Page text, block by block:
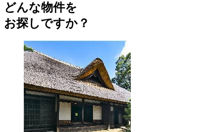
どんな物件を
お探しですか？